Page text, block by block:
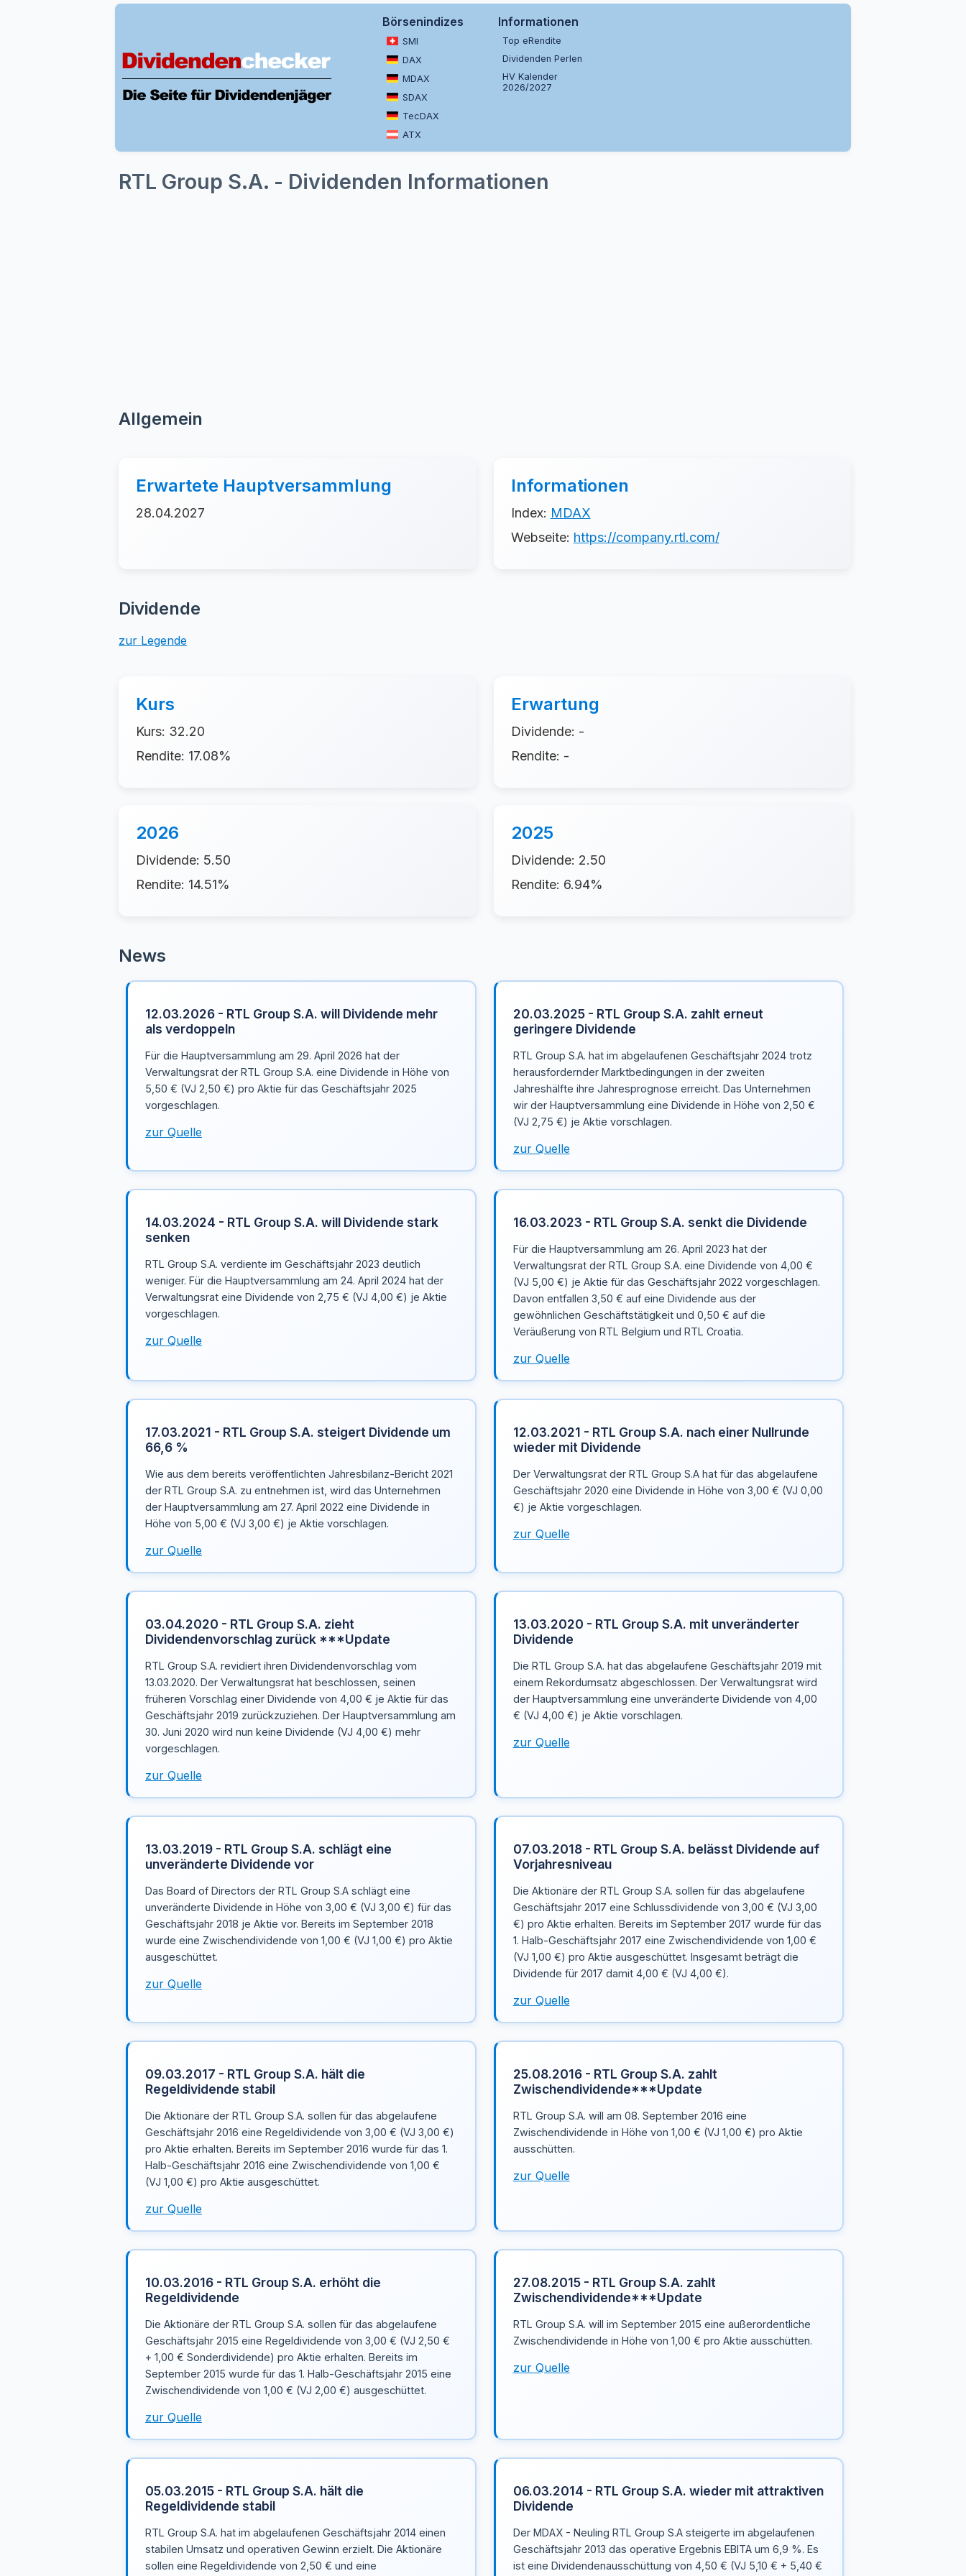
Börsenindizes
SMI
DAX
MDAX
SDAX
TecDAX
ATX
Informationen
Top eRendite
Dividenden Perlen
HV Kalender
2026/2027
RTL Group S.A. - Dividenden Informationen
Allgemein
Erwartete Hauptversammlung
28.04.2027
Informationen
Index: MDAX
Webseite: https://company.rtl.com/
Dividende
zur Legende
Kurs
Kurs: 32.20
Rendite: 17.08%
Erwartung
Dividende: -
Rendite: -
2026
Dividende: 5.50
Rendite: 14.51%
2025
Dividende: 2.50
Rendite: 6.94%
News
12.03.2026 - RTL Group S.A. will Dividende mehr
als verdoppeln
Für die Hauptversammlung am 29. April 2026 hat der
Verwaltungsrat der RTL Group S.A. eine Dividende in Höhe von
5,50 € (VJ 2,50 €) pro Aktie für das Geschäftsjahr 2025
vorgeschlagen.
zur Quelle
20.03.2025 - RTL Group S.A. zahlt erneut
geringere Dividende
RTL Group S.A. hat im abgelaufenen Geschäftsjahr 2024 trotz
herausfordernder Marktbedingungen in der zweiten
Jahreshälfte ihre Jahresprognose erreicht. Das Unternehmen
wir der Hauptversammlung eine Dividende in Höhe von 2,50 €
(VJ 2,75 €) je Aktie vorschlagen.
zur Quelle
14.03.2024 - RTL Group S.A. will Dividende stark
senken
RTL Group S.A. verdiente im Geschäftsjahr 2023 deutlich
weniger. Für die Hauptversammlung am 24. April 2024 hat der
Verwaltungsrat eine Dividende von 2,75 € (VJ 4,00 €) je Aktie
vorgeschlagen.
zur Quelle
16.03.2023 - RTL Group S.A. senkt die Dividende
Für die Hauptversammlung am 26. April 2023 hat der
Verwaltungsrat der RTL Group S.A. eine Dividende von 4,00 €
(VJ 5,00 €) je Aktie für das Geschäftsjahr 2022 vorgeschlagen.
Davon entfallen 3,50 € auf eine Dividende aus der
gewöhnlichen Geschäftstätigkeit und 0,50 € auf die
Veräußerung von RTL Belgium und RTL Croatia.
zur Quelle
17.03.2021 - RTL Group S.A. steigert Dividende um
66,6 %
Wie aus dem bereits veröffentlichten Jahresbilanz-Bericht 2021
der RTL Group S.A. zu entnehmen ist, wird das Unternehmen
der Hauptversammlung am 27. April 2022 eine Dividende in
Höhe von 5,00 € (VJ 3,00 €) je Aktie vorschlagen.
zur Quelle
12.03.2021 - RTL Group S.A. nach einer Nullrunde
wieder mit Dividende
Der Verwaltungsrat der RTL Group S.A hat für das abgelaufene
Geschäftsjahr 2020 eine Dividende in Höhe von 3,00 € (VJ 0,00
€) je Aktie vorgeschlagen.
zur Quelle
03.04.2020 - RTL Group S.A. zieht
Dividendenvorschlag zurück ***Update
RTL Group S.A. revidiert ihren Dividendenvorschlag vom
13.03.2020. Der Verwaltungsrat hat beschlossen, seinen
früheren Vorschlag einer Dividende von 4,00 € je Aktie für das
Geschäftsjahr 2019 zurückzuziehen. Der Hauptversammlung am
30. Juni 2020 wird nun keine Dividende (VJ 4,00 €) mehr
vorgeschlagen.
zur Quelle
13.03.2020 - RTL Group S.A. mit unveränderter
Dividende
Die RTL Group S.A. hat das abgelaufene Geschäftsjahr 2019 mit
einem Rekordumsatz abgeschlossen. Der Verwaltungsrat wird
der Hauptversammlung eine unveränderte Dividende von 4,00
€ (VJ 4,00 €) je Aktie vorschlagen.
zur Quelle
13.03.2019 - RTL Group S.A. schlägt eine
unveränderte Dividende vor
Das Board of Directors der RTL Group S.A schlägt eine
unveränderte Dividende in Höhe von 3,00 € (VJ 3,00 €) für das
Geschäftsjahr 2018 je Aktie vor. Bereits im September 2018
wurde eine Zwischendividende von 1,00 € (VJ 1,00 €) pro Aktie
ausgeschüttet.
zur Quelle
07.03.2018 - RTL Group S.A. belässt Dividende auf
Vorjahresniveau
Die Aktionäre der RTL Group S.A. sollen für das abgelaufene
Geschäftsjahr 2017 eine Schlussdividende von 3,00 € (VJ 3,00
€) pro Aktie erhalten. Bereits im September 2017 wurde für das
1. Halb-Geschäftsjahr 2017 eine Zwischendividende von 1,00 €
(VJ 1,00 €) pro Aktie ausgeschüttet. Insgesamt beträgt die
Dividende für 2017 damit 4,00 € (VJ 4,00 €).
zur Quelle
09.03.2017 - RTL Group S.A. hält die
Regeldividende stabil
Die Aktionäre der RTL Group S.A. sollen für das abgelaufene
Geschäftsjahr 2016 eine Regeldividende von 3,00 € (VJ 3,00 €)
pro Aktie erhalten. Bereits im September 2016 wurde für das 1.
Halb-Geschäftsjahr 2016 eine Zwischendividende von 1,00 €
(VJ 1,00 €) pro Aktie ausgeschüttet.
zur Quelle
25.08.2016 - RTL Group S.A. zahlt
Zwischendividende***Update
RTL Group S.A. will am 08. September 2016 eine
Zwischendividende in Höhe von 1,00 € (VJ 1,00 €) pro Aktie
ausschütten.
zur Quelle
10.03.2016 - RTL Group S.A. erhöht die
Regeldividende
Die Aktionäre der RTL Group S.A. sollen für das abgelaufene
Geschäftsjahr 2015 eine Regeldividende von 3,00 € (VJ 2,50 €
+ 1,00 € Sonderdividende) pro Aktie erhalten. Bereits im
September 2015 wurde für das 1. Halb-Geschäftsjahr 2015 eine
Zwischendividende von 1,00 € (VJ 2,00 €) ausgeschüttet.
zur Quelle
27.08.2015 - RTL Group S.A. zahlt
Zwischendividende***Update
RTL Group S.A. will im September 2015 eine außerordentliche
Zwischendividende in Höhe von 1,00 € pro Aktie ausschütten.
zur Quelle
05.03.2015 - RTL Group S.A. hält die
Regeldividende stabil
RTL Group S.A. hat im abgelaufenen Geschäftsjahr 2014 einen
stabilen Umsatz und operativen Gewinn erzielt. Die Aktionäre
sollen eine Regeldividende von 2,50 € und eine
06.03.2014 - RTL Group S.A. wieder mit attraktiven
Dividende
Der MDAX - Neuling RTL Group S.A steigerte im abgelaufenen
Geschäftsjahr 2013 das operative Ergebnis EBITA um 6,9 %. Es
ist eine Dividendenausschüttung von 4,50 € (VJ 5,10 € + 5,40 €